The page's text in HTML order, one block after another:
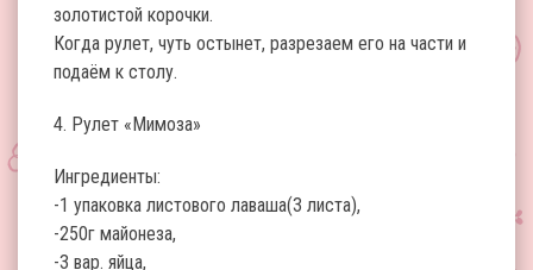
золотистой корочки.
Когда рулет, чуть остынет, разрезаем его на части и
подаём к столу.
4. Рулет «Мимоза»
Ингредиенты:
-1 упаковка листового лаваша(3 листа),
-250г майонеза,
-3 вар. яйца,